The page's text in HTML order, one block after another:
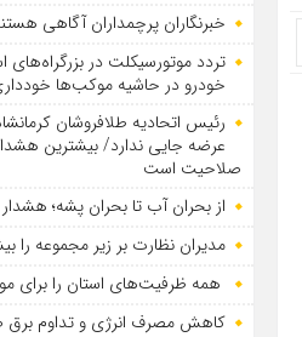
خبرنگاران پرچمداران آگاهی
تردد موتورسیکلت در بزرگراه‌های
خودرو در حاشیه موکب‌ها
رئیس اتحادیه طلافروشان
عرضه جایی ندارد/ بیشترین هشدار
صلاحیت است
از بحران آب تا بحران پشه؛
مدیران نظارت بر زیر مجموعه را
همه ظرفیت‌های استان را برای
کاهش مصرف انرژی و تداوم برق